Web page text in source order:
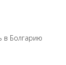
в Болгарию